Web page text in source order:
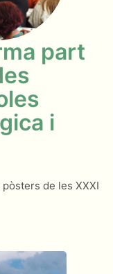
part
i
de les XXXI